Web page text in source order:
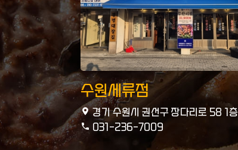
수원세류점
경기 수원시 권선구 장다리로 58 1층
031-236-7009